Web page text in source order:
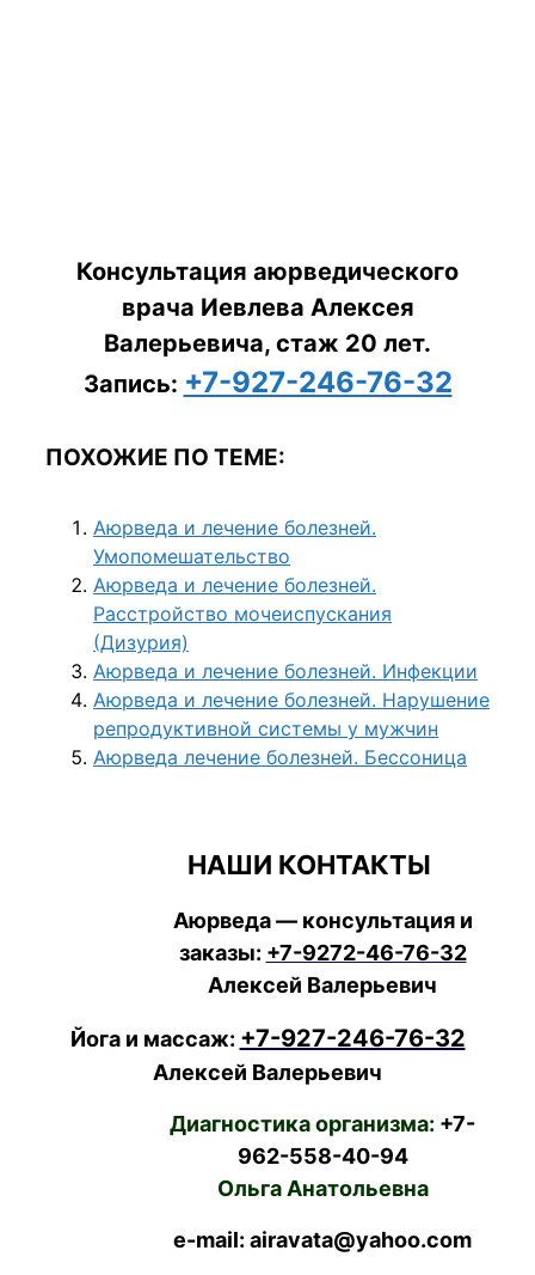
Консультация аюрведического
врача Иевлева Алексея
Валерьевича, стаж 20 лет.
Запись: +7-927-246-76-32
ПОХОЖИЕ ПО ТЕМЕ:
Аюрведа и лечение болезней.
Умопомешательство
Аюрведа и лечение болезней.
Расстройство мочеиспускания
(Дизурия)
Аюрведа и лечение болезней. Инфекции
Аюрведа и лечение болезней. Нарушение
репродуктивной системы у мужчин
Аюрведа лечение болезней. Бессоница
НАШИ КОНТАКТЫ
Аюрведа — консультация и
заказы: +7-9272-46-76-32
Алексей Валерьевич
Йога и массаж: +7-927-246-76-32
Алексей Валерьевич
Диагностика организма: +7-
962-558-40-94
Ольга Анатольевна
e-mail: airavata@yahoo.com